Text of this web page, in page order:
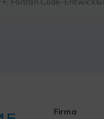
Firma